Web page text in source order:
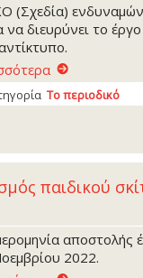
(Σχεδία)
να διευρύνει το
Το περιοδικό
παιδικού
αποστολής
2022.